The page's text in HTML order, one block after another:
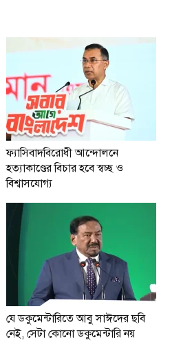
ফ্যাসিবাদবিরোধী আন্দোলনে
হত্যাকাণ্ডের বিচার হবে স্বচ্ছ ও
বিশ্বাসযোগ্য
যে ডকুমেন্টারিতে আবু সাঈদের ছবি
নেই, সেটা কোনো ডকুমেন্টারি নয়